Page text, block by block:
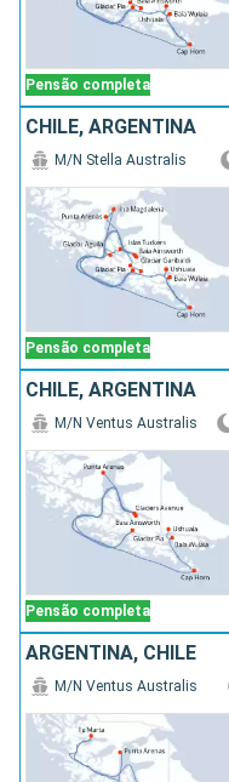
Pensão completa
CHILE, ARGENTINA
Pensão completa
M/N Stella Australis
CHILE, ARGENTINA
Pensão completa
M/N Ventus Australis
ARGENTINA, CHILE
M/N Ventus Australis